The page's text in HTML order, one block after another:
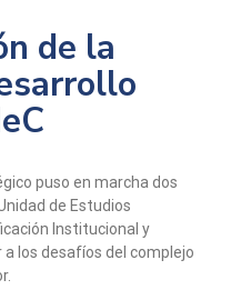
de la
puso en marcha dos
de Estudios
Institucional y
los desafíos del complejo